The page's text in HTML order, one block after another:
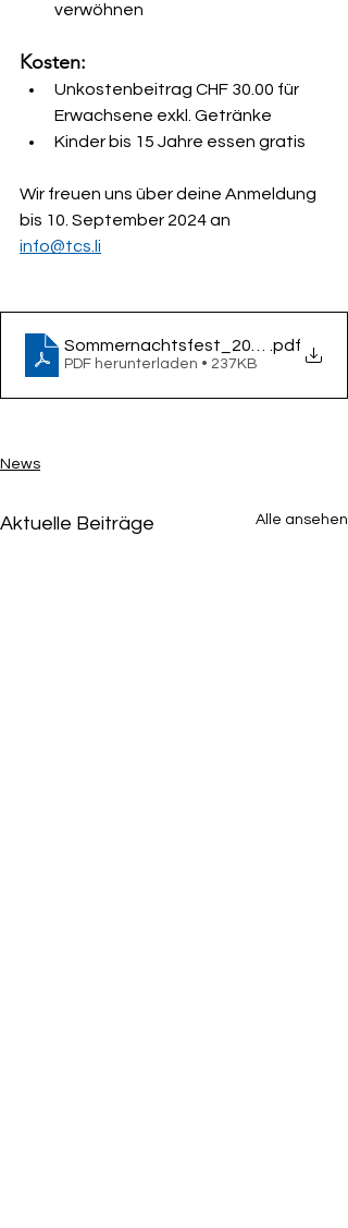
verwöhnen
Kosten:
Unkostenbeitrag CHF 30.00 für
Erwachsene exkl. Getränke
Kinder bis 15 Jahre essen gratis
Wir freuen uns über deine Anmeldung
bis 10. September 2024 an
info@tcs.li
Sommernachtsfest_2024 .pdf
PDF herunterladen • 237KB
News
Aktuelle Beiträge Alle ansehen